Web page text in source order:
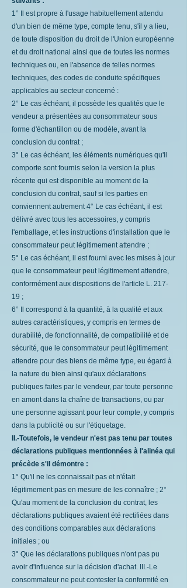
1° Il est propre à l'usage habituellement attendu
d'un bien de même type, compte tenu, s'il y a lieu,
de toute disposition du droit de l'Union européenne
et du droit national ainsi que de toutes les normes
techniques ou, en l'absence de telles normes
techniques, des codes de conduite spécifiques
applicables au secteur concerné :
2° Le cas échéant, il possède les qualités que le
vendeur a présentées au consommateur sous
forme d'échantillon ou de modèle, avant la
conclusion du contrat ;
3° Le cas échéant, les éléments numériques qu'il
comporte sont fournis selon la version la plus
récente qui est disponible au moment de la
conclusion du contrat, sauf si les parties en
conviennent autrement 4° Le cas échéant, il est
délivré avec tous les accessoires, y compris
l'emballage, et les instructions d'installation que le
consommateur peut légitimement attendre ;
5° Le cas échéant, il est fourni avec les mises à jour
que le consommateur peut légitimement attendre,
conformément aux dispositions de l'article L. 217-
19 ;
6° Il correspond à la quantité, à la qualité et aux
autres caractéristiques, y compris en termes de
durabilité, de fonctionnalité, de compatibilité et de
sécurité, que le consommateur peut légitimement
attendre pour des biens de même type, eu égard à
la nature du bien ainsi qu'aux déclarations
publiques faites par le vendeur, par toute personne
en amont dans la chaîne de transactions, ou par
une personne agissant pour leur compte, y compris
dans la publicité ou sur l'étiquetage.
II.-Toutefois, le vendeur n'est pas tenu par toutes
déclarations publiques mentionnées à l'alinéa qui
précède s'il démontre :
1° Qu'il ne les connaissait pas et n'était
légitimement pas en mesure de les connaître ; 2°
Qu'au moment de la conclusion du contrat, les
déclarations publiques avaient été rectifiées dans
des conditions comparables aux déclarations
initiales ; ou
3° Que les déclarations publiques n'ont pas pu
avoir d'influence sur la décision d'achat. III.-Le
consommateur ne peut contester la conformité en